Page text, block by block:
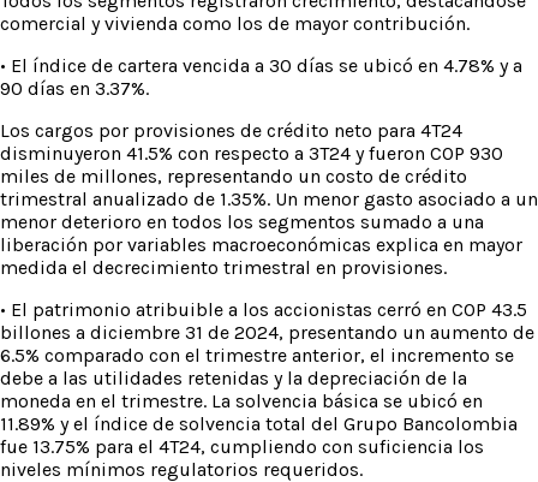
comercial y vivienda como los de mayor contribución.
• El índice de cartera vencida a 30 días se ubicó en 4.78% y a
90 días en 3.37%.
Los cargos por provisiones de crédito neto para 4T24
disminuyeron 41.5% con respecto a 3T24 y fueron COP 930
miles de millones, representando un costo de crédito
trimestral anualizado de 1.35%. Un menor gasto asociado a un
menor deterioro en todos los segmentos sumado a una
liberación por variables macroeconómicas explica en mayor
medida el decrecimiento trimestral en provisiones.
• El patrimonio atribuible a los accionistas cerró en COP 43.5
billones a diciembre 31 de 2024, presentando un aumento de
6.5% comparado con el trimestre anterior, el incremento se
debe a las utilidades retenidas y la depreciación de la
moneda en el trimestre. La solvencia básica se ubicó en
11.89% y el índice de solvencia total del Grupo Bancolombia
fue 13.75% para el 4T24, cumpliendo con suficiencia los
niveles mínimos regulatorios requeridos.